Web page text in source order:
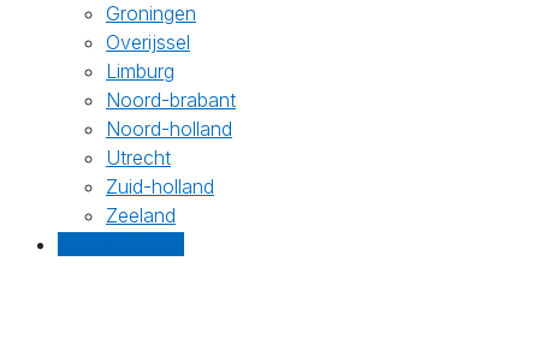
Groningen
Overijssel
Limburg
Noord-brabant
Noord-holland
Utrecht
Zuid-holland
Zeeland